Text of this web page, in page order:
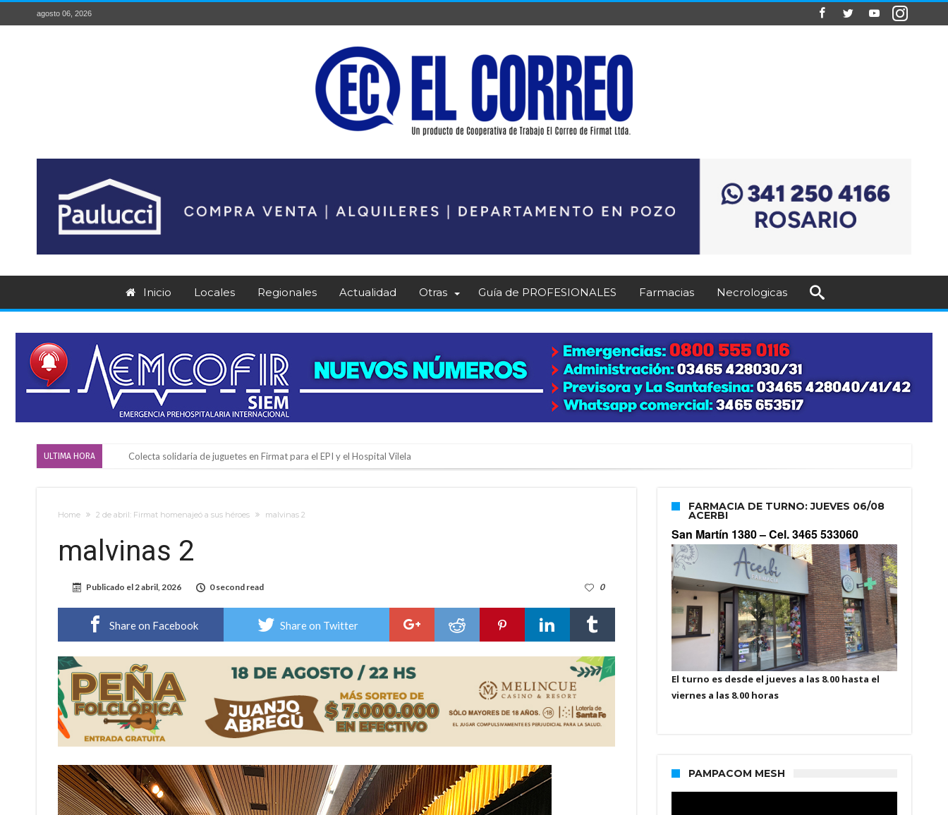
agosto 06, 2026
Inicio Locales Regionales Actualidad Otras Guía de PROFESIONALES Farmacias Necrologicas
ULTIMA HORA Colecta solidaria de juguetes en Firmat para el EPI y el Hospital Vilela
Alerta meteorológico: el SMN advierte por tormentas fuertes y ráfagas que podrían superar los 80 km/h
Distinguieron a Ramiro Maldonado, el campeón juvenil de malambo de Los Quirquinchos
Elortondo: avanza el plan de pavimentación con la licitación de cinco nuevas cuadras
Home 2 de abril: Firmat homenajeó a sus héroes malvinas 2
malvinas 2
Publicado el2 abril, 2026 0 second read 0
Share on Facebook Share on Twitter
FARMACIA DE TURNO: JUEVES 06/08
ACERBI
San Martín 1380 –Cel. 3465 533060
El turno es desde el jueves a las 8.00 hasta el
viernes a las 8.00 horas
PAMPACOM MESH